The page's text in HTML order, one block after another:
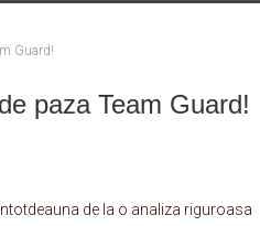
Guard!
paza Team Guard!
de la o analiza riguroasa